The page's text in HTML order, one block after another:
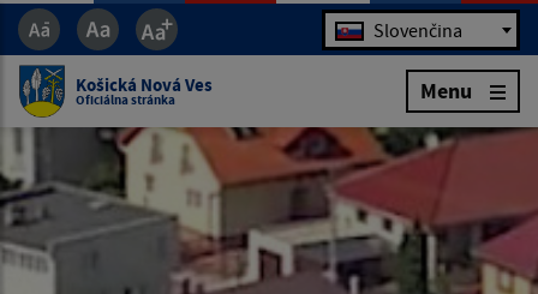
Jazyk Slovenčina
Košická Nová Ves
Oficiálna stránka Menu